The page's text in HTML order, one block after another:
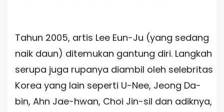
Tahun 2005, artis Lee Eun-Ju (yang sedang
naik daun) ditemukan gantung diri. Langkah
serupa juga rupanya diambil oleh selebritas
Korea yang lain seperti U-Nee, Jeong Da-
bin, Ahn Jae-hwan, Choi Jin-sil dan adiknya,